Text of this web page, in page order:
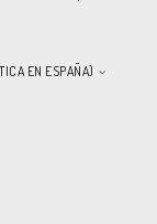
EN ESPAÑA)